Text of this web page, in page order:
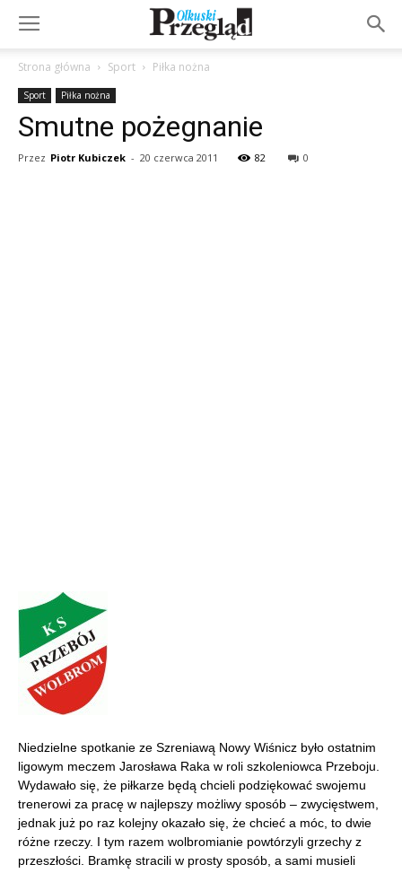
Strona główna Sport Piłka nożna
Sport Piłka nożna
Smutne pożegnanie
Przez Piotr Kubiczek - 20 czerwca 2011 82 0
Niedzielne spotkanie ze Szreniawą Nowy Wiśnicz było ostatnim
ligowym meczem Jarosława Raka w roli szkoleniowca Przeboju.
Wydawało się, że piłkarze będą chcieli podziękować swojemu
trenerowi za pracę w najlepszy możliwy sposób – zwycięstwem,
jednak już po raz kolejny okazało się, że chcieć a móc, to dwie
różne rzeczy. I tym razem wolbromianie powtórzyli grzechy z
przeszłości. Bramkę stracili w prosty sposób, a sami musieli